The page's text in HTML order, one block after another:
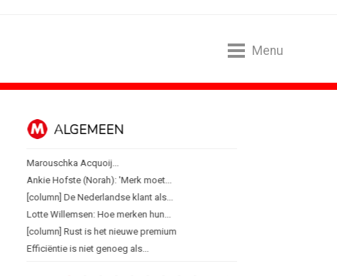
Menu
ALGEMEEN
Marouschka Acquoij...
Ankie Hofste (Norah): 'Merk moet...
[column] De Nederlandse klant als...
Lotte Willemsen: Hoe merken hun...
[column] Rust is het nieuwe premium
Efficiëntie is niet genoeg als...